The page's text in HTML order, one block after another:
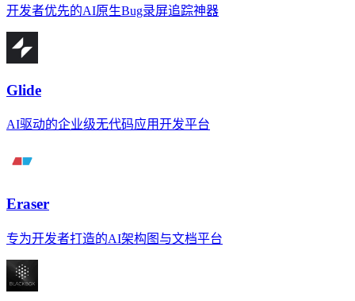
开发者优先的AI原生Bug录屏追踪神器
Glide
AI驱动的企业级无代码应用开发平台
Eraser
专为开发者打造的AI架构图与文档平台